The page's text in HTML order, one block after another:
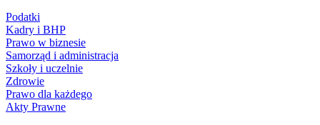
Podatki
Kadry i BHP
Prawo w biznesie
Samorząd i administracja
Szkoły i uczelnie
Zdrowie
Prawo dla każdego
Akty Prawne